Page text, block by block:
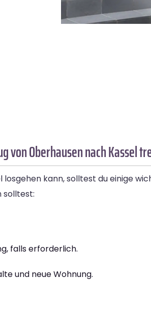
von Oberhausen nach Kassel
losgehen kann, solltest du einige
solltest:
falls erforderlich.
und neue Wohnung.